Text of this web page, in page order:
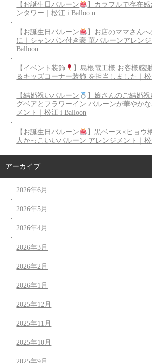
【お誕生日バルーン
】カラフルで存在
ンタワー｜松江 i Balloo n
【お誕生日バルーン
】お店のママさん
に｜シャンパン付き豪 華バルーンアレン
Balloon
【イベント装飾
】島根電工様 お客様感
＆キッズコーナー装飾 を担当しました｜
【結婚祝いバルーン
】娘さんのご結婚
グベアとフラワーイン バルーンが華やか
メント｜松江 i Balloon
【お誕生日バルーン 】黒ベース×ヒョウ
人かっこいいバルーン アレンジメント｜
アーカイブ
2026年6月
2026年5月
2026年4月
2026年3月
2026年2月
2026年1月
2025年12月
2025年11月
2025年10月